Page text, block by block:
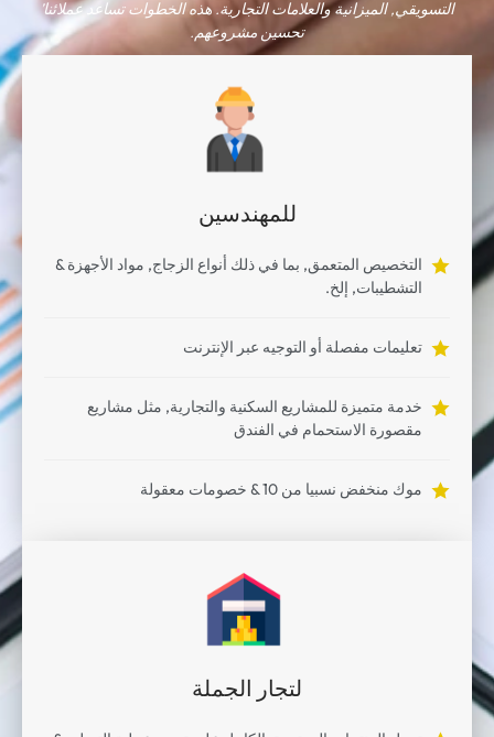
التسويقي, الميزانية والعلامات التجارية. هذه الخطوات تساعد عملائنا’
تحسين مشروعهم.
للمهندسين
التخصيص المتعمق, بما في ذلك أنواع الزجاج, مواد الأجهزة &
التشطيبات, إلخ.
تعليمات مفصلة أو التوجيه عبر الإنترنت
خدمة متميزة للمشاريع السكنية والتجارية, مثل مشاريع
مقصورة الاستحمام في الفندق
موك منخفض نسبيا من 10 & خصومات معقولة
لتجار الجملة